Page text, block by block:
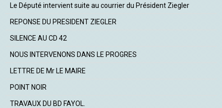
Le Député intervient suite au courrier du Président Ziegler
REPONSE DU PRESIDENT ZIEGLER
SILENCE AU CD 42
NOUS INTERVENONS DANS LE PROGRES
LETTRE DE Mr LE MAIRE
POINT NOIR
TRAVAUX DU BD FAYOL.